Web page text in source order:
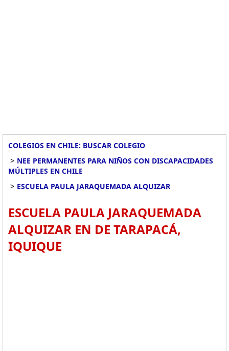
COLEGIOS EN CHILE: BUSCAR COLEGIO
> NEE PERMANENTES PARA NIÑOS CON DISCAPACIDADES
MÚLTIPLES EN CHILE
> ESCUELA PAULA JARAQUEMADA ALQUIZAR
ESCUELA PAULA JARAQUEMADA
ALQUIZAR EN DE TARAPACÁ,
IQUIQUE